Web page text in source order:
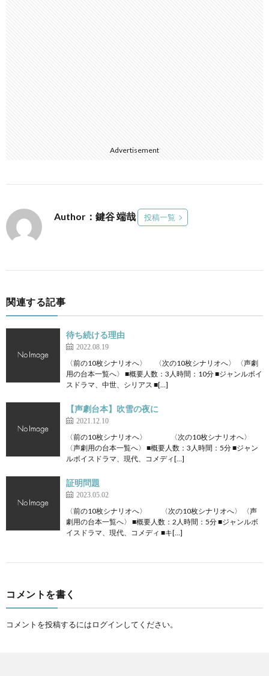
Advertisement
Author：鍵谷 端哉 投稿一覧
関連する記事
待ち続ける理由
2022.08.19
〈前の10枚シナリオへ〉 〈次の10枚シナリオへ〉 〈声劇
用の台本一覧へ〉 ■概要人数：3人時間：10分 ■ジャンルボイ
スドラマ、中世、シリアス ■[…]
【声劇台本】吹雪の夜に
2021.12.10
〈前の10枚シナリオへ〉 〈次の10枚シナリオへ〉
〈声劇用の台本一覧へ〉 ■概要人数：3人時間：5分 ■ジャン
ルボイスドラマ、現代、コメディ[…]
証明問題
2023.05.02
〈前の10枚シナリオへ〉 〈次の10枚シナリオへ〉 〈声
劇用の台本一覧へ〉 ■概要人数：2人時間：5分 ■ジャンルボ
イスドラマ、現代、コメディ ■キ[…]
コメントを書く
コメントを投稿するにはログインしてください。